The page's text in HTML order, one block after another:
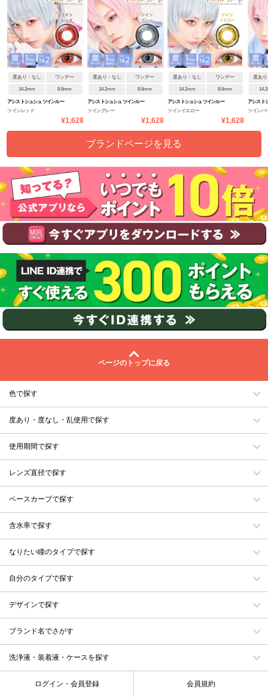
度あり・なし ワンデー
14.2mm 8.6mm
アシストシュシュ ツインルー
ツインレッド
¥1,628
度あり・なし ワンデー
14.2mm 8.6mm
アシストシュシュ ツインルー
ツイングレー
¥1,628
度あり・なし ワンデー
14.2mm 8.6mm
アシストシュシュ ツインルー
ツインイエロー
¥1,628
度あ
アシスト
ツインバ
ブランドページを見る
ページのトップに戻る
色で探す
度あり・度なし・乱使用で探す
使用期間で探す
レンズ直径で探す
ベースカーブで探す
含水率で探す
なりたい瞳のタイプで探す
自分のタイプで探す
デザインで探す
ブランド名でさがす
洗浄液・装着液・ケースを探す
ログイン・会員登録 会員規約